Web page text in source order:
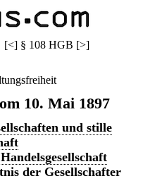
[<] § 108 HGB [>]
10. Mai 1897
und stille
der Gesellschafter